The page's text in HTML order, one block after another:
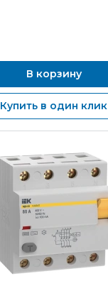
В корзину
Купить в один клик